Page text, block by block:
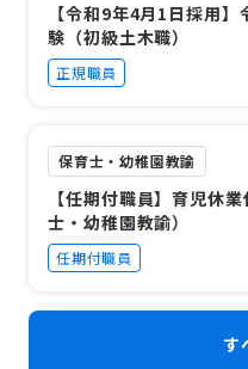
【令和9年4月1日採用
験（初級土木職）
正規職員
保育士・幼稚園教諭
【任期付職員】育児休
士・幼稚園教諭）
任期付職員
す